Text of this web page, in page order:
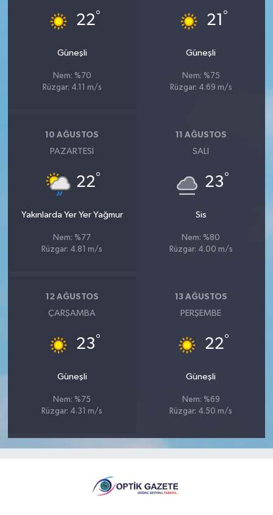
22°
Güneşli
Nem: %70
Rüzgar: 4.11 m/s
21 °
Güneşli
Nem: %75
Rüzgar: 4.69 m/s
10 AĞUSTOS
PAZARTESI
22°
Yakınlarda Yer Yer Yağmur
Nem: %77
Rüzgar: 4.81 m/s
11 AĞUSTOS
SALI
23°
Sis
Nem: %80
Rüzgar: 4.00 m/s
12 AĞUSTOS
ÇARŞAMBA
23°
Güneşli
Nem: %75
Rüzgar: 4.31 m/s
13 AĞUSTOS
PERŞEMBE
22°
Güneşli
Nem: %69
Rüzgar: 4.50 m/s